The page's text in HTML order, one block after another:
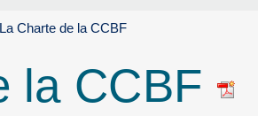
La Charte de la CCBF
la CCBF